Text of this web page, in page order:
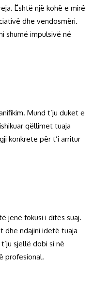
Është një kohë e mirë
dhe vendosmëri.
shumë impulsivë në
Mund t’ju duket e
qëllimet tuaja
konkrete për t’i arritur
jenë fokusi i ditës suaj.
dhe ndajini idetë tuaja
sjellë dobi si në
profesional.